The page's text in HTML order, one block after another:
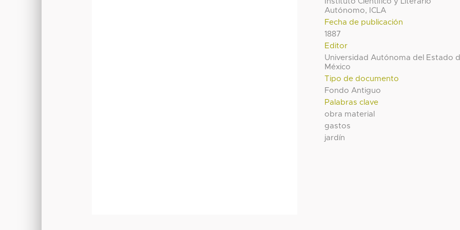
Autónomo, ICLA
Fecha de publicación
1887
Editor
Universidad Autónoma del Estado
México
Tipo de documento
Fondo Antiguo
Palabras clave
obra material
gastos
jardín